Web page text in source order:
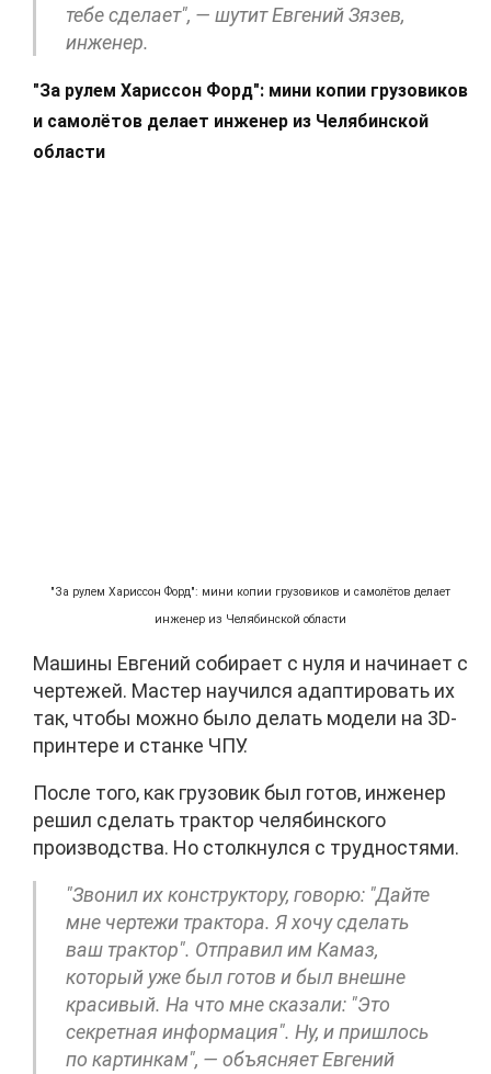
тебе сделает", — шутит Евгений Зязев,
инженер.
"За рулем Хариссон Форд": мини копии грузовиков
и самолётов делает инженер из Челябинской
области
"За рулем Хариссон Форд": мини копии грузовиков и самолётов делает
инженер из Челябинской области
Машины Евгений собирает с нуля и начинает с
чертежей. Мастер научился адаптировать их
так, чтобы можно было делать модели на 3D-
принтере и станке ЧПУ.
После того, как грузовик был готов, инженер
решил сделать трактор челябинского
производства. Но столкнулся с трудностями.
"Звонил их конструктору, говорю: "Дайте
мне чертежи трактора. Я хочу сделать
ваш трактор". Отправил им Камаз,
который уже был готов и был внешне
красивый. На что мне сказали: "Это
секретная информация". Ну, и пришлось
по картинкам", — объясняет Евгений